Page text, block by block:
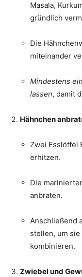
Masala,
gründlich
Die
miteinander
Mindestens
lassen, damit
Hähnchen
Zwei Esslöffel
erhitzen.
Die
anbraten.
Anschließend
stellen, um
kombinieren.
Zwiebel und